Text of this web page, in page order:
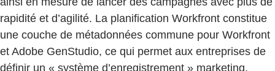
rapidité et d’agilité. La planification Workfront constitue
une couche de métadonnées commune pour Workfront
et Adobe GenStudio, ce qui permet aux entreprises de
définir un « système d’enregistrement » marketing.